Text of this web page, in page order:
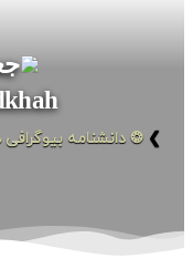
❯ ❂ دانشنامه بیوگرافی